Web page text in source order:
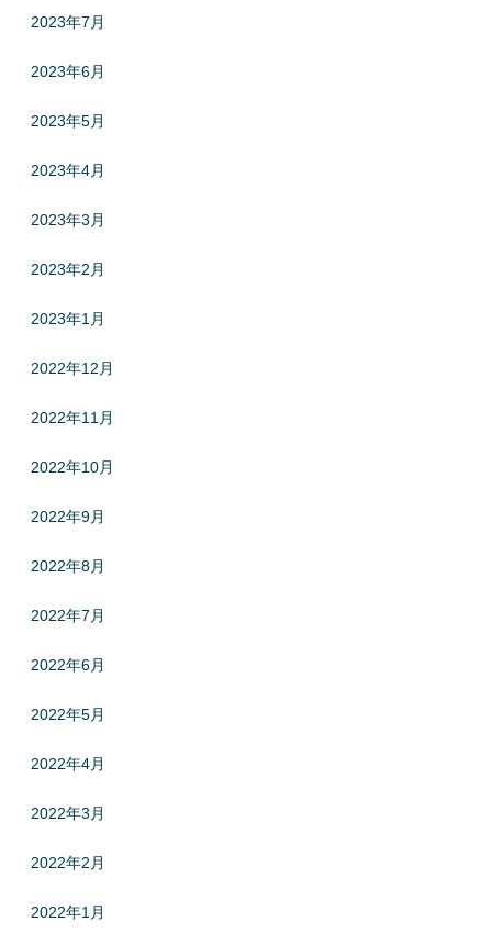
2023年7月
2023年6月
2023年5月
2023年4月
2023年3月
2023年2月
2023年1月
2022年12月
2022年11月
2022年10月
2022年9月
2022年8月
2022年7月
2022年6月
2022年5月
2022年4月
2022年3月
2022年2月
2022年1月